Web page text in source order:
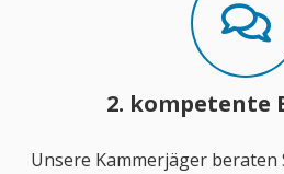
2. kompetente
Unsere Kammerjäger beraten